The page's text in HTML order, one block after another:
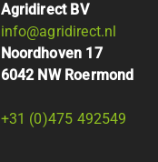
Agridirect BV
info@agridirect.nl
Noordhoven 17
6042 NW Roermond
+31 (0)475 492549